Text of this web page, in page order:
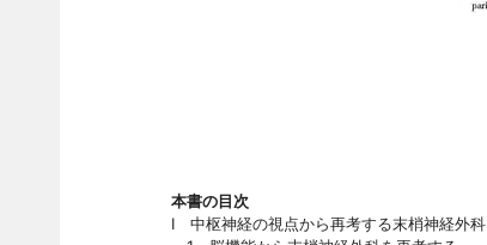
本書の目次
I 中枢神経の視点から再考する末梢神経外科